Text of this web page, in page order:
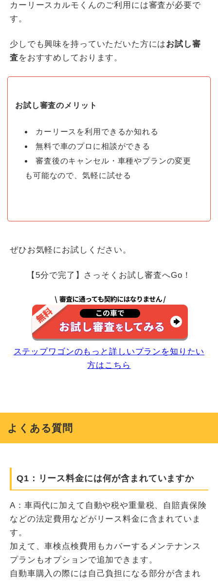
カーリースカルモくんのご利用には審査が必要で
す。
少しでも興味を持っていただいた方にはお試し審
査をおすすめしております。
お試し審査のメリット
カーリースを利用できるか知れる
無料で車のプロに相談ができる
審査後のキャンセル・車種やプランの変更
も可能なので、気軽に試せる
ぜひお気軽にお試しください。
【5分で完了】さっそくお試し審査へGo！
ステップワゴンのもっと詳しいプランを知りたい
方はこちら
よくある質問
Q1：リース料金には何が含まれていますか
A：車両代に加えて自動や税や重量税、自賠責保険
などの法定費用などがリース料金に含まれていま
す。
加えて、車検点検費用もカバーするメンテナンス
プランもオプションで追加できます。
自動車購入の際には自己負担になる部分が含まれ